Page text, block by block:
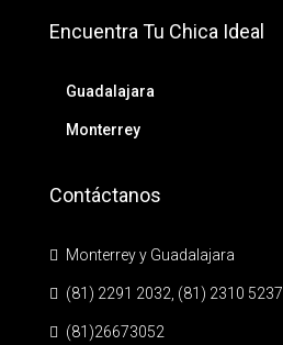
Encuentra Tu Chica Ideal
Guadalajara
Monterrey
Contáctanos
Monterrey y Guadalajara
(81) 2291 2032, (81) 2310 5237
(81)26673052